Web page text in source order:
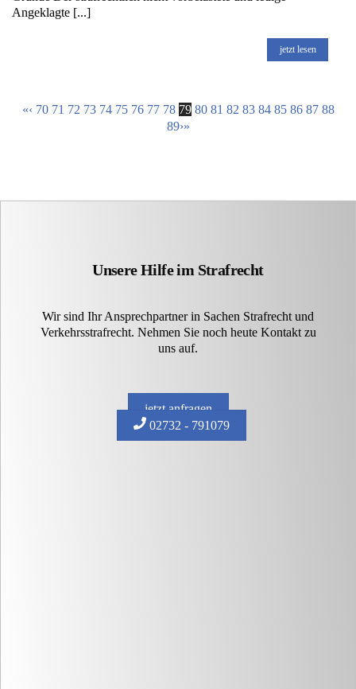
Angeklagte [...]
jetzt lesen
«‹ 70 71 72 73 74 75 76 77 78 79 80 81 82 83 84 85 86 87 88
89›»
Unsere Hilfe im Strafrecht
Wir sind Ihr Ansprechpartner in Sachen Strafrecht und
Verkehrsstrafrecht. Nehmen Sie noch heute Kontakt zu
uns auf.
jetzt anfragen
02732 - 791079